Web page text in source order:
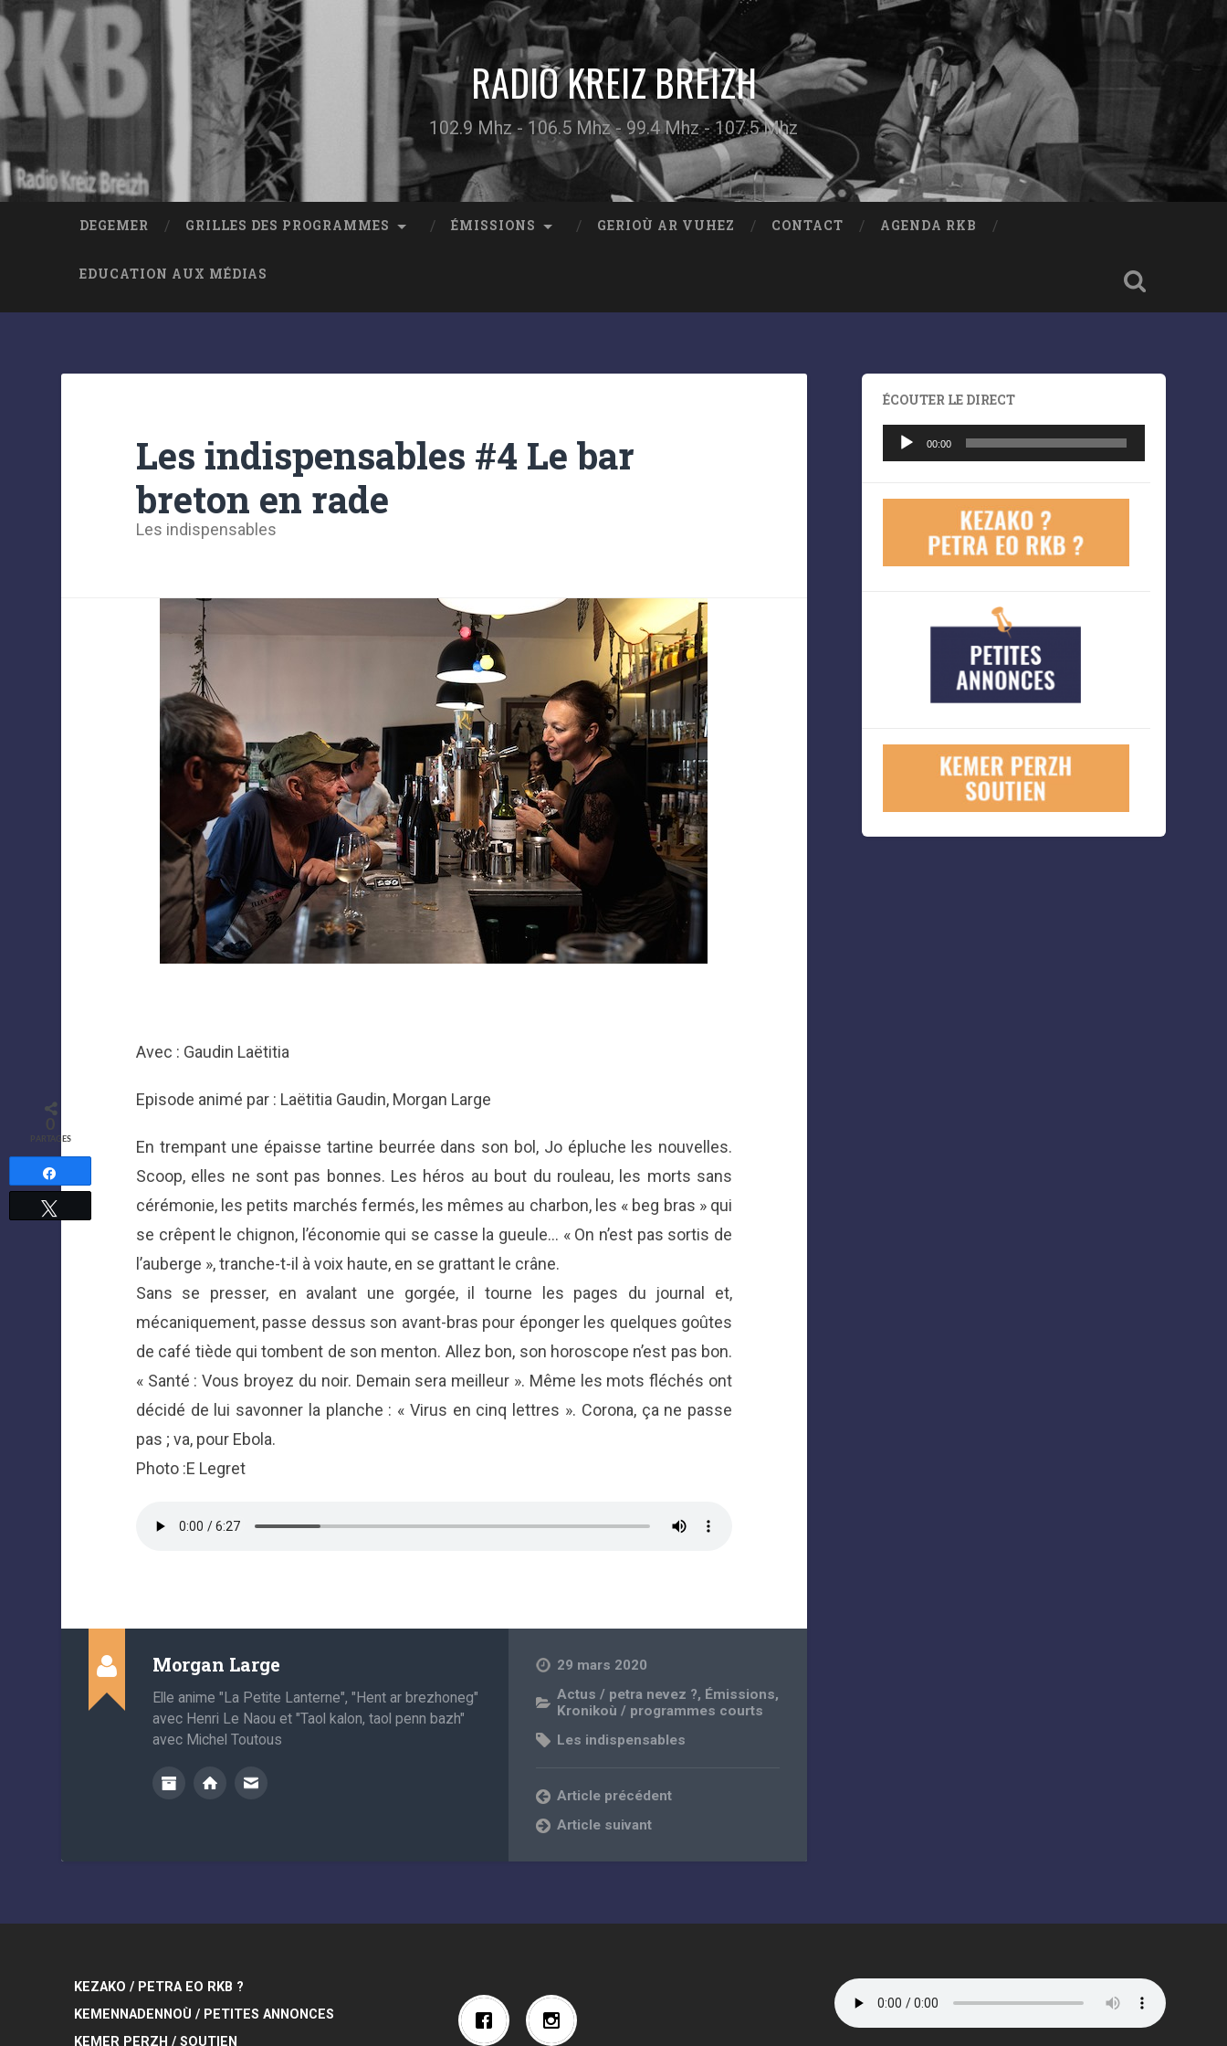
RADIO KREIZ BREIZH
102.9 Mhz - 106.5 Mhz - 99.4 Mhz - 107.5 Mhz
DEGEMER GRILLES DES PROGRAMMES ÉMISSIONS GERIOÙ AR VUHEZ CONTACT AGENDA RKB
EDUCATION AUX MÉDIAS
Les indispensables #4 Le bar
breton en rade
Les indispensables
Avec : Gaudin Laëtitia
Episode animé par : Laëtitia Gaudin, Morgan Large
En trempant une épaisse tartine beurrée dans son bol, Jo épluche les nouvelles.
Scoop, elles ne sont pas bonnes. Les héros au bout du rouleau, les morts sans
cérémonie, les petits marchés fermés, les mêmes au charbon, les « beg bras » qui
se crêpent le chignon, l’économie qui se casse la gueule… « On n’est pas sortis de
l’auberge », tranche-t-il à voix haute, en se grattant le crâne.
Sans se presser, en avalant une gorgée, il tourne les pages du journal et,
mécaniquement, passe dessus son avant-bras pour éponger les quelques goûtes
de café tiède qui tombent de son menton. Allez bon, son horoscope n’est pas bon.
« Santé : Vous broyez du noir. Demain sera meilleur ». Même les mots fléchés ont
décidé de lui savonner la planche : « Virus en cinq lettres ». Corona, ça ne passe
pas ; va, pour Ebola.
Photo :E Legret
Morgan Large
Elle anime "La Petite Lanterne", "Hent ar brezhoneg"
avec Henri Le Naou et "Taol kalon, taol penn bazh"
avec Michel Toutous
29 mars 2020
Actus / petra nevez ?, Émissions,
Kronikoù / programmes courts
Les indispensables
Article précédent
Article suivant
ÉCOUTER LE DIRECT
Lecteur
audio
00:00
KEZAKO / PETRA EO RKB ?
KEMENNADENNOÙ / PETITES ANNONCES
KEMER PERZH / SOUTIEN
PARTAGES